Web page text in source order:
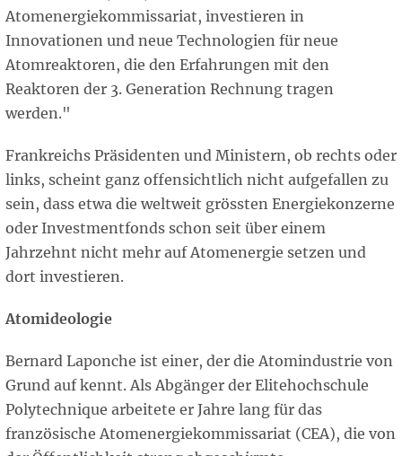
Atomenergiekommissariat, investieren in
Innovationen und neue Technologien für neue
Atomreaktoren, die den Erfahrungen mit den
Reaktoren der 3. Generation Rechnung tragen
werden."
Frankreichs Präsidenten und Ministern, ob rechts oder
links, scheint ganz offensichtlich nicht aufgefallen zu
sein, dass etwa die weltweit grössten Energiekonzerne
oder Investmentfonds schon seit über einem
Jahrzehnt nicht mehr auf Atomenergie setzen und
dort investieren.
Atomideologie
Bernard Laponche ist einer, der die Atomindustrie von
Grund auf kennt. Als Abgänger der Elitehochschule
Polytechnique arbeitete er Jahre lang für das
französische Atomenergiekommissariat (CEA), die von